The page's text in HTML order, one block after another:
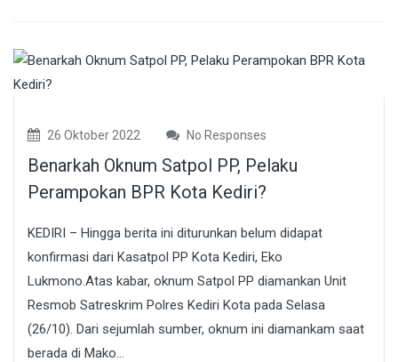
26 Oktober 2022 No Responses
Benarkah Oknum Satpol PP, Pelaku
Perampokan BPR Kota Kediri?
KEDIRI – Hingga berita ini diturunkan belum didapat
konfirmasi dari Kasatpol PP Kota Kediri, Eko
Lukmono.Atas kabar, oknum Satpol PP diamankan Unit
Resmob Satreskrim Polres Kediri Kota pada Selasa
(26/10). Dari sejumlah sumber, oknum ini diamankam saat
berada di Mako...